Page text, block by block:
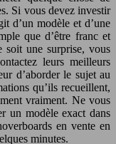
Si vous devez investir
d’un modèle et d’une
que d’être franc et
soit une surprise, vous
leurs meilleurs
d’aborder le sujet au
qu’ils recueillent,
vraiment. Ne vous
un modèle exact dans
en vente en
minutes.